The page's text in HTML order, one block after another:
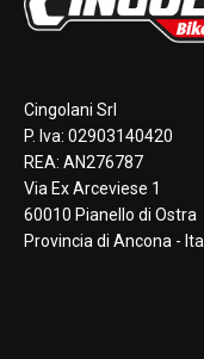
Cingolani Srl
P. Iva: 02903140420
REA: AN276787
Via Ex Arceviese 1
60010 Pianello di Ostra
Provincia di Ancona -